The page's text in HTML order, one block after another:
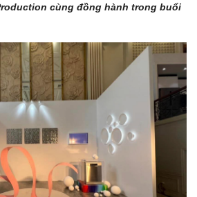
cùng đồng hành trong buổi